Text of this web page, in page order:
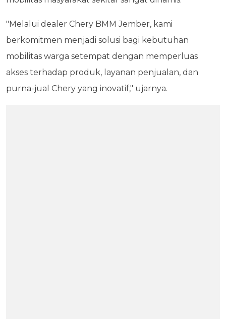
"Melalui dealer Chery BMM Jember, kami
berkomitmen menjadi solusi bagi kebutuhan
mobilitas warga setempat dengan memperluas
akses terhadap produk, layanan penjualan, dan
purna-jual Chery yang inovatif," ujarnya.